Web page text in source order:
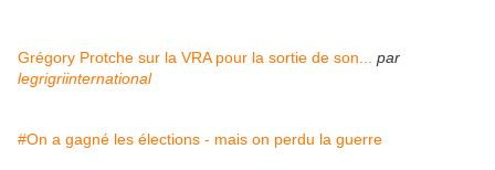
Grégory Protche sur la VRA pour la sortie de son...
par
legrigriinternational
#On a gagné les élections - mais on perdu la guerre